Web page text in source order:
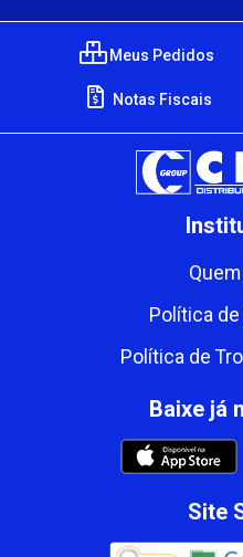
Meus Pedidos
Notas Fiscais
Política
Política de
Baixe já
Site